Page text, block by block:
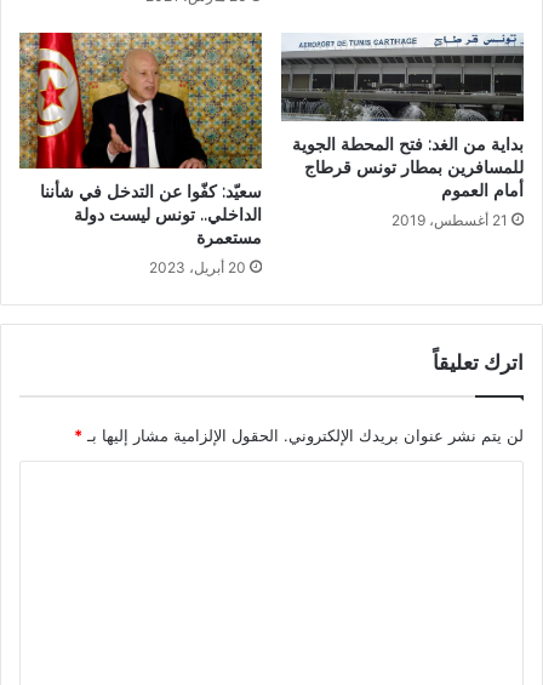
بداية من الغد: فتح المحطة الجوية
للمسافرين بمطار تونس قرطاج
أمام العموم
21 أغسطس، 2019
سعيّد: كفّوا عن التدخل في شأننا
الداخلي.. تونس ليست دولة
مستعمرة
20 أبريل، 2023
اترك تعليقاً
لن يتم نشر عنوان بريدك الإلكتروني. الحقول الإلزامية مشار إليها بـ*